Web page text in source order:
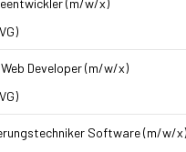
(m/w/x)
Developer (m/w/x)
Software (m/w/x)